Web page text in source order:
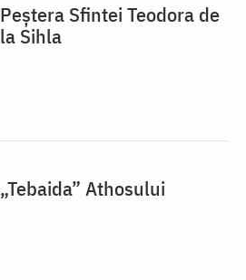
Peștera Sfintei Teodora de
la Sihla
„Tebaida” Athosului